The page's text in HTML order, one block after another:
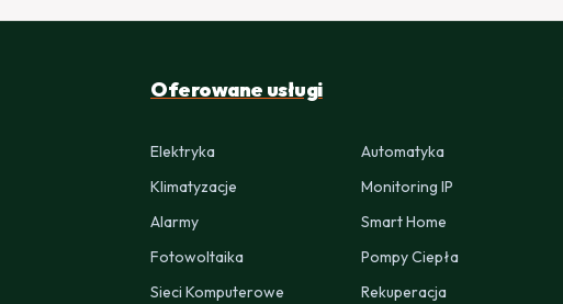
Oferowane usługi
Elektryka
Automatyka
Klimatyzacje
Monitoring IP
Alarmy
Smart Home
Fotowoltaika
Pompy Ciepła
Sieci Komputerowe
Rekuperacja